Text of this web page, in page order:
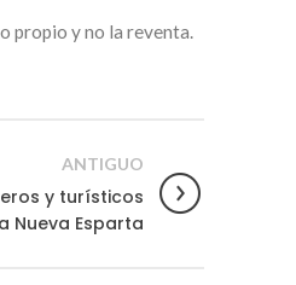
propio y no la reventa.
ANTIGUO
y turísticos
Nueva Esparta